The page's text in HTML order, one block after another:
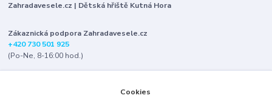
Zahradavesele.cz | Dětská hřiště Kutná Hora
Zákaznická podpora Zahradavesele.cz
+420 730 501 925
(Po-Ne, 8-16:00 hod.)
Cookies